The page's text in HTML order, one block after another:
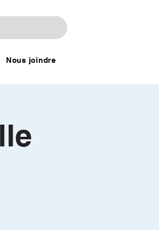
Nous joindre